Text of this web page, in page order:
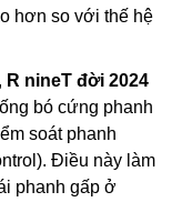
hơn so với thế hệ
R nineT đời 2024
bó cứng phanh
soát phanh
Điều này làm
phanh gấp ở